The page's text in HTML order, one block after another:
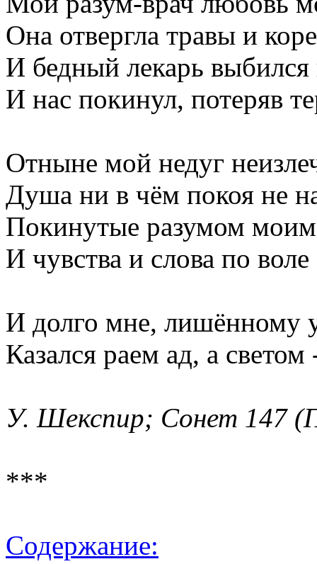
Она отвергла травы и
И бедный лекарь выбился
И нас покинул, потеряв
Отныне мой недуг
Душа ни в чём покоя не
Покинутые разумом
И чувства и слова по воле
И долго мне, лишённому
Казался раем ад, а
У. Шекспир; Сонет 147
***
Содержание: